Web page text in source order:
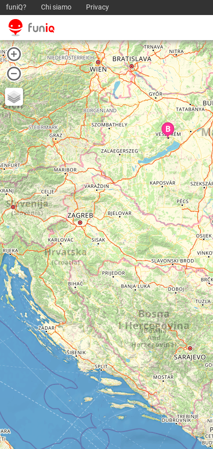
funiQ? Chi siamo Privacy